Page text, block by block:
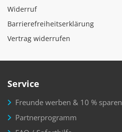
Widerruf
Barrierefreiheitserklärung
Vertrag widerrufen
Service
Freunde werben & 10 % sparen
Partnerprogramm